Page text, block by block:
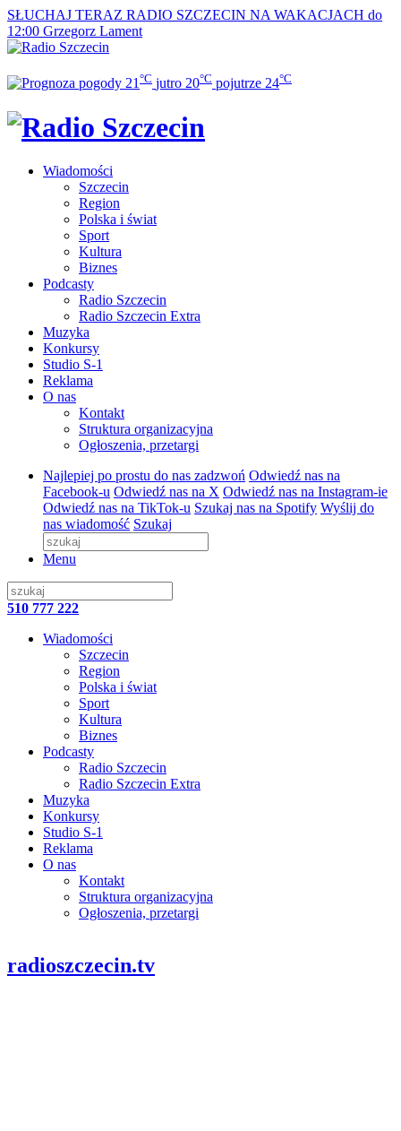
SŁUCHAJ TERAZ RADIO SZCZECIN NA WAKACJACH do
12:00 Grzegorz Lament
21 °C jutro 20°C pojutrze 24°C
Wiadomości
Szczecin
Region
Polska i świat
Sport
Kultura
Biznes
Podcasty
Radio Szczecin
Radio Szczecin Extra
Muzyka
Konkursy
Studio S-1
Reklama
O nas
Kontakt
Struktura organizacyjna
Ogłoszenia, przetargi
Najlepiej po prostu do nas zadzwoń Odwiedź nas na
Facebook-u Odwiedź nas na X Odwiedź nas na Instagram-ie
Odwiedź nas na TikTok-u Szukaj nas na Spotify Wyślij do
nas wiadomość Szukaj
Menu
510 777 222
Wiadomości
Szczecin
Region
Polska i świat
Sport
Kultura
Biznes
Podcasty
Radio Szczecin
Radio Szczecin Extra
Muzyka
Konkursy
Studio S-1
Reklama
O nas
Kontakt
Struktura organizacyjna
Ogłoszenia, przetargi
radioszczecin.tv